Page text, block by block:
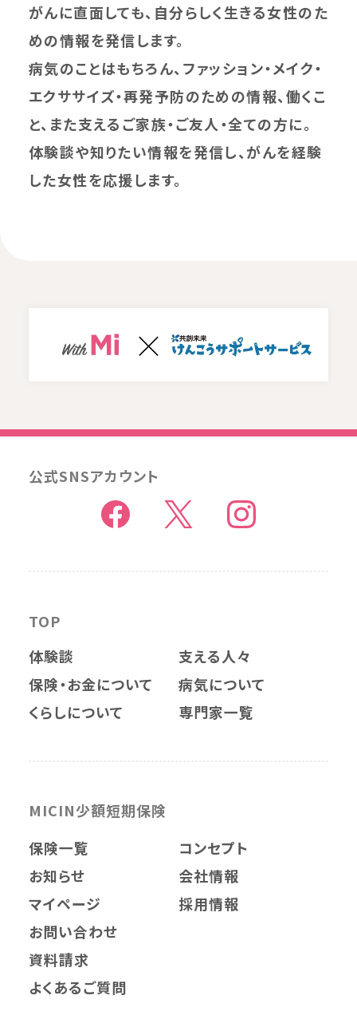
がんに直面しても、自分らしく生きる女性のた
めの情報を発信します。
病気のことはもちろん、ファッション・メイク・
エクササイズ・再発予防のための情報、働くこ
と、また支えるご家族・ご友人・全ての方に。
体験談や知りたい情報を発信し、がんを経験
した女性を応援します。
公式SNSアカウント
TOP
体験談
支える人々
保険・お金について
病気について
くらしについて
専門家一覧
MICIN少額短期保険
保険一覧
お知らせ
マイページ
コンセプト
会社情報
採用情報
お問い合わせ
資料請求
よくあるご質問